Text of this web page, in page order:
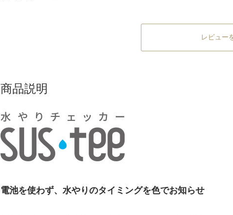
レビュー
商品説明
電池を使わず、水やりのタイミングを色でお知らせ